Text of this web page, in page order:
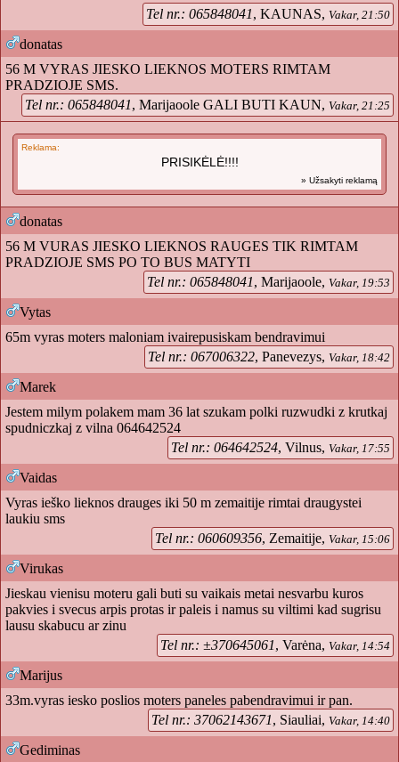
Tel nr.: 065848041, KAUNAS, Vakar, 21:50
donatas
56 M VYRAS JIESKO LIEKNOS MOTERS RIMTAM
PRADZIOJE SMS.
Tel nr.: 065848041, Marijaoole GALI BUTI KAUN, Vakar, 21:25
Reklama:
PRISIKĖLĖ!!!!
» Užsakyti reklamą
donatas
56 M VURAS JIESKO LIEKNOS RAUGES TIK RIMTAM
PRADZIOJE SMS PO TO BUS MATYTI
Tel nr.: 065848041, Marijaoole, Vakar, 19:53
Vytas
65m vyras moters maloniam ivairepusiskam bendravimui
Tel nr.: 067006322, Panevezys, Vakar, 18:42
Marek
Jestem milym polakem mam 36 lat szukam polki ruzwudki z krutkaj
spudniczkaj z vilna 064642524
Tel nr.: 064642524, Vilnus, Vakar, 17:55
Vaidas
Vyras ieško lieknos drauges iki 50 m zemaitije rimtai draugystei
laukiu sms
Tel nr.: 060609356, Zemaitije, Vakar, 15:06
Virukas
Jieskau vienisu moteru gali buti su vaikais metai nesvarbu kuros
pakvies i svecus arpis protas ir paleis i namus su viltimi kad sugrisu
lausu skabucu ar zinu
Tel nr.: ±370645061, Varėna, Vakar, 14:54
Marijus
33m.vyras iesko poslios moters paneles pabendravimui ir pan.
Tel nr.: 37062143671, Siauliai, Vakar, 14:40
Gediminas